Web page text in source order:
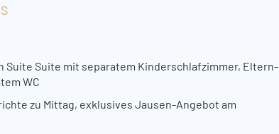
Suite Suite mit separatem Kinderschlafzimmer, Eltern-
WC
zu Mittag, exklusives Jausen-Angebot am